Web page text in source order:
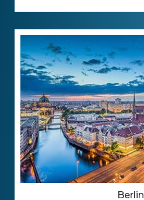
Berlin